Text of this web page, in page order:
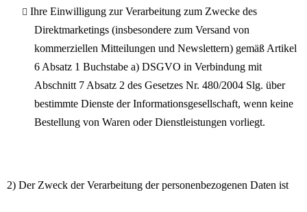
Ihre Einwilligung zur Verarbeitung zum Zwecke des
Direktmarketings (insbesondere zum Versand von
kommerziellen Mitteilungen und Newslettern) gemäß Artikel
6 Absatz 1 Buchstabe a) DSGVO in Verbindung mit
Abschnitt 7 Absatz 2 des Gesetzes Nr. 480/2004 Slg. über
bestimmte Dienste der Informationsgesellschaft, wenn keine
Bestellung von Waren oder Dienstleistungen vorliegt.
2) Der Zweck der Verarbeitung der personenbezogenen Daten ist